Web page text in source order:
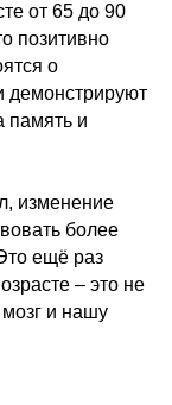
от 65 до 90
позитивно
о
демонстрируют
память и
изменение
более
ещё раз
– это не
и нашу